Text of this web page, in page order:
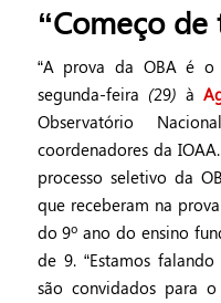
“Começo de
“A prova da OBA é o
segunda-feira (29) à
Observatório
coordenadores da
processo seletivo da
que receberam na
do 9º ano do ensino
de 9. “Estamos
são convidados para o